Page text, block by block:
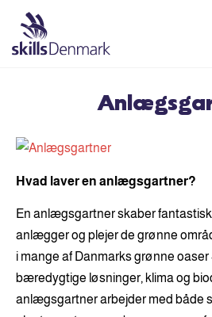
Hvad laver en anlægsgartner?
En anlægsgartner skaber
anlægger og plejer de grønne
i mange af Danmarks grønne oaser
bæredygtige løsninger, klima og
anlægsgartner arbejder med både